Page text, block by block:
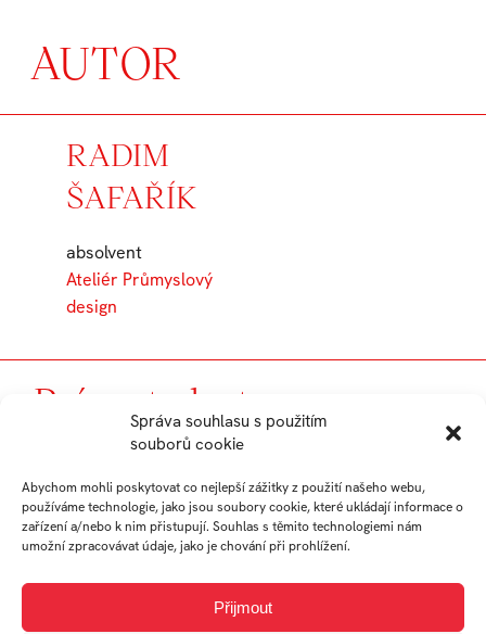
Správa souhlasu s použitím
souborů cookie
Abychom mohli poskytovat co nejlepší zážitky z použití našeho webu,
používáme technologie, jako jsou soubory cookie, které ukládají informace o
zařízení a/nebo k nim přistupují. Souhlas s těmito technologiemi nám
umožní zpracovávat údaje, jako je chování při prohlížení.
Přijmout
AUTOR
RADIM
ŠAFAŘÍK
absolvent
Ateliér Průmyslový
design
Práce studenta
Květináč Twist